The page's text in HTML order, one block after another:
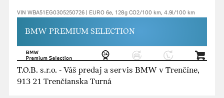
VIN WBA51EG0305250726 | EURO 6e, 128g CO2/100 km, 4.9l/100 km
BMW PREMIUM SELECTION
T.O.B. s.r.o. - Váš predaj a servis BMW v Trenčíne,
913 21 Trenčianska Turná